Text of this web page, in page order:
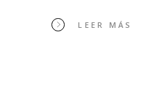
LEER MÁS